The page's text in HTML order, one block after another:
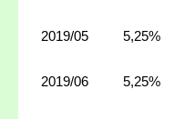
2019/05 5,25%
2019/06 5,25%